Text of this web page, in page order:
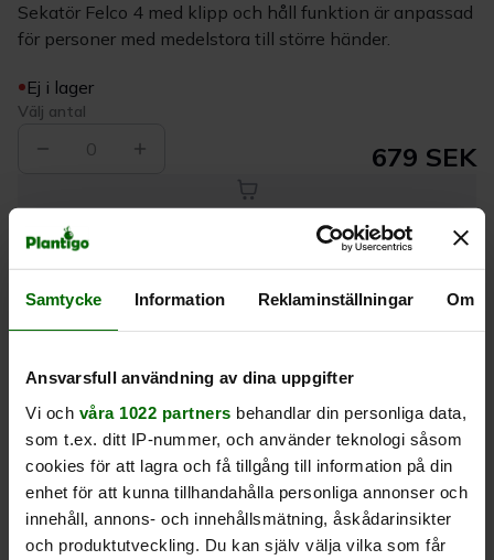
Samtycke Information Reklaminställningar Om
Ansvarsfull användning av dina uppgifter
Vi och våra 1022 partners behandlar din personliga data,
som t.ex. ditt IP-nummer, och använder teknologi såsom
cookies för att lagra och få tillgång till information på din
enhet för att kunna tillhandahålla personliga annonser och
innehåll, annons- och innehållsmätning, åskådarinsikter
och produktutveckling. Du kan själv välja vilka som får
Sekatör Felco 4 med klipp och håll funktion är anpassad
för personer med medelstora till större händer.
Ej i lager
Välj antal
0 679 SEK
Köp
Leverans 1-
3 dagar
Kvalitet till
rätt pris
Eget lager allt i
en leverans
Produktrecensioner